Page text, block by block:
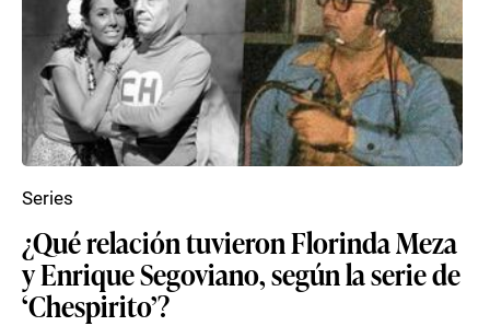
¿Qué relación tuvieron Florinda Meza
y Enrique Segoviano, según la serie de
‘Chespirito’?
Series